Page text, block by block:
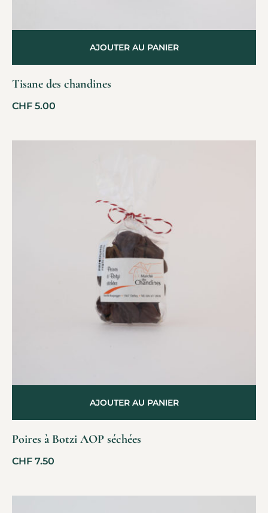
Tisane des chandines
CHF 5.00
AJOUTER AU PANIER
Poires à Botzi AOP séchées
CHF 7.50
AJOUTER AU PANIER